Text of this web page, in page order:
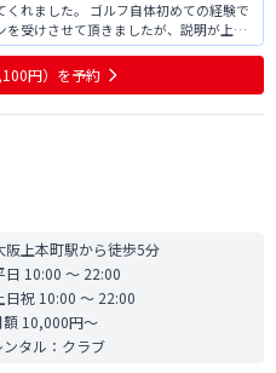
れました。 ゴルフ自体初めての経験で
受けさせて頂きましたが、説明が上手
え方ボールとの距離など少し理解でき
を撮って説明してくださったりしてとて
円） を予約
阪上本町駅から徒歩5分
日 10:00 〜 22:00
日祝 10:00 〜 22:00
額 10,000円〜
ンタル： クラブ